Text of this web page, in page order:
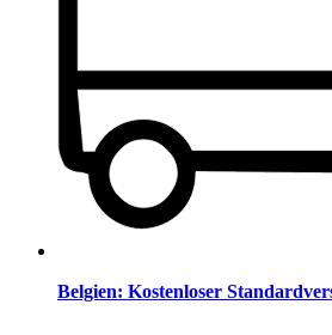
Belgien: Kostenloser